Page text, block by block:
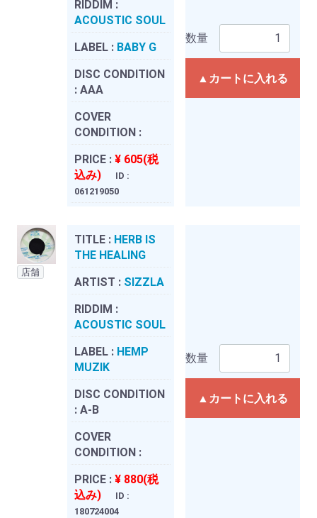
RIDDIM :
ACOUSTIC SOUL
LABEL : BABY G
DISC CONDITION
: AAA
COVER
CONDITION :
PRICE : ¥ 605(税
込み)
ID :
061219050
数量
▲カートに入れる
店舗
TITLE : HERB IS
THE HEALING
ARTIST : SIZZLA
RIDDIM :
ACOUSTIC SOUL
LABEL : HEMP
MUZIK
DISC CONDITION
: A-B
COVER
CONDITION :
PRICE : ¥ 880(税
込み)
ID :
180724004
数量
▲カートに入れる